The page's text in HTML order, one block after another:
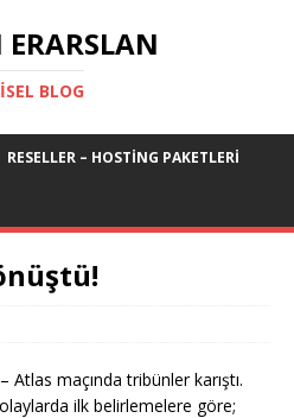
BLOG
RESELLER – HOSTING PAKETLERI
Atlas maçında tribünler karıştı.
ilk belirlemelere göre;